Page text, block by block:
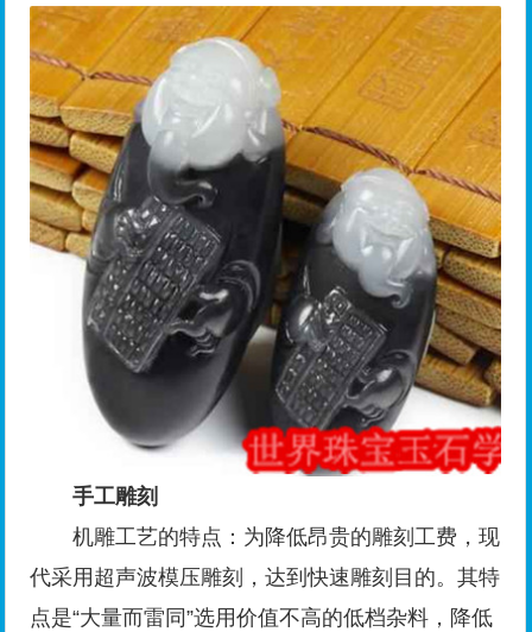
手工雕刻
机雕工艺的特点：为降低昂贵的雕刻工费，现
代采用超声波模压雕刻，达到快速雕刻目的。其特
点是“大量而雷同”选用价值不高的低档杂料，降低